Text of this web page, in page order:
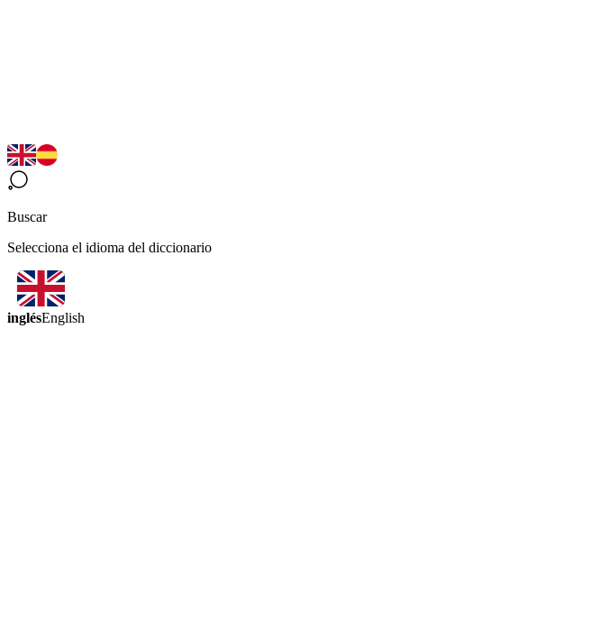
Buscar
Selecciona el idioma del diccionario
inglésEnglish